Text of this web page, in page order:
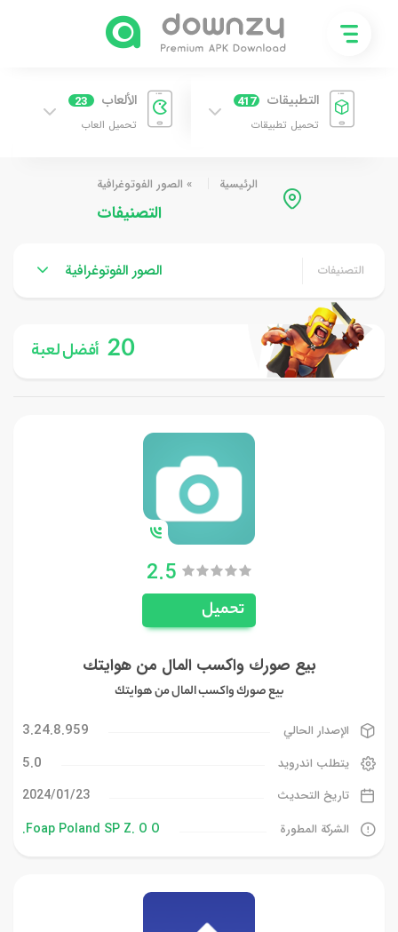
التطبيقات 417
تحميل تطبيقات
الألعاب 23
تحميل العاب
الرئيسية » الصور الفوتوغرافية
التصنيفات
التصنيفات الصور الفوتوغرافية
20 أفضل لعبة
2.5
تحميل
بيع صورك واكسب المال من هوايتك
بيع صورك واكسب المال من هوايتك
الإصدار الحالي 3.24.8.959
يتطلب اندرويد 5.0
تاريخ التحديث 23‏/01‏/2024
الشركة المطورة Foap Poland SP Z. O O.